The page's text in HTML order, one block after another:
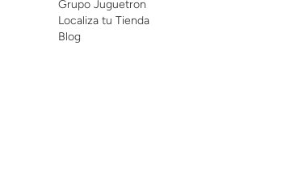
Grupo Juguetron
Localiza tu Tienda
Blog